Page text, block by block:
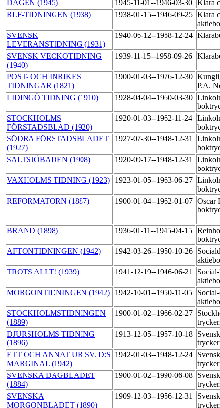
DAGEN (1945)
1945-11-01--1946-03-30
Klara
RLF-TIDNINGEN (1938)
1938-01-15--1946-09-25 Klara
SVENSK
LEVERANSTIDNING (1931)
1940-06-12--1958-12-24
SVENSK VECKOTIDNING
(1940)
1939-11-15--1958-09-26
POST- OCH INRIKES
TIDNINGAR (1821)
1900-01-03--1976-12-30
P.A.
LIDINGÖ TIDNING (1910)
1928-04-04--1960-03-30
STOCKHOLMS
FÖRSTADSBLAD (1920)
1920-01-03--1962-11-24
SÖDRA FÖRSTADSBLADET
(1927)
1927-07-30--1948-12-31
SALTSJÖBADEN (1908)
1920-09-17--1948-12-31
VAXHOLMS TIDNING (1923)
1923-01-05--1963-06-27
REFORMATORN (1887)
1900-01-04--1962-01-07 Oscar
BRAND (1898) 1936-01-11--1945-04-15
AFTONTIDNINGEN (1942)
1942-03-26--1950-10-26
TROTS ALLT! (1939)
1941-12-19--1946-06-21
MORGONTIDNINGEN (1942)
1942-10-01--1950-11-05
STOCKHOLMSTIDNINGEN
(1889)
1900-01-02--1966-02-27
DJURSHOLMS TIDNING
(1896)
1913-12-05--1957-10-18
ETT OCH ANNAT UR SV. D:S
MARGINAL (1942)
1942-01-03--1948-12-24
SVENSKA DAGBLADET
(1884)
1900-01-02--1990-06-08
SVENSKA
MORGONBLADET (1890)
1909-12-03--1956-12-31